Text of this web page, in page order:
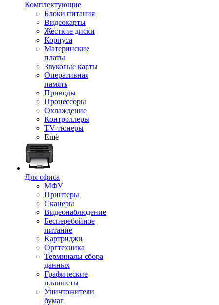
Комплектующие
Блоки питания
Видеокарты
Жесткие диски
Корпуса
Материнские
платы
Звуковые карты
Оперативная
память
Приводы
Процессоры
Охлаждение
Контроллеры
TV-тюнеры
Ещё
Для офиса
МФУ
Принтеры
Сканеры
Видеонаблюдение
Бесперебойное
питание
Картриджи
Оргтехника
Терминалы сбора
данных
Графические
планшеты
Уничтожители
бумаг